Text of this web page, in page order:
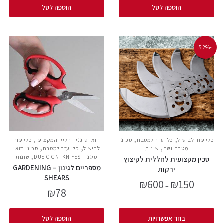
הוספה לסל הוספה לסל
-52%
כלי עזר לבישול, כלי עזר למטבח , סכיני
מטבח ושף , שונות
סכין מקצועית לחללית לקיצוץ
ירקות
₪150
–
₪600
בחר אפשרויות
דואו סיגני - הליין המקצועי , כלי עזר
לבישול, כלי עזר למטבח , סכיני דואו
סיגני - DUE CIGNI KNIFES
, שונות
מספריים לגינון – GARDENING
SHEARS
₪78
הוספה לסל